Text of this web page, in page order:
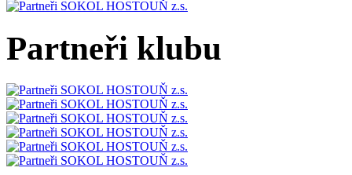
Partneři klubu